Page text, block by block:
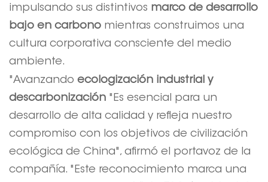
impulsando sus distintivos marco de desarrollo
bajo en carbono mientras construimos una
cultura corporativa consciente del medio
ambiente.
"Avanzando ecologización industrial y
descarbonización "Es esencial para un
desarrollo de alta calidad y refleja nuestro
compromiso con los objetivos de civilización
ecológica de China", afirmó el portavoz de la
compañía. "Este reconocimiento marca una